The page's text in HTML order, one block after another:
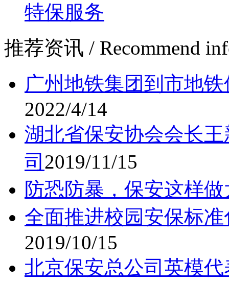
特保服务
推荐资讯 / Recommend
广州地铁集团到市地
2022/4/14
湖北省保安协会会长
司 2019/11/15
防恐防暴，保安这样
全面推进校园安保标
2019/10/15
北京保安总公司英模